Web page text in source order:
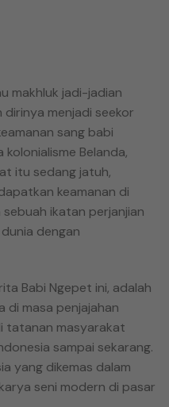
makhluk jadi-jadian
menjadi seekor
sang babi
Belanda,
itu sedang jatuh,
keamanan di
ikatan perjanjian
dengan
Babi Ngepet ini, adalah
di masa penjajahan
tatanan masyarakat
sampai sekarang.
yang dikemas dalam
seni modern di pasar